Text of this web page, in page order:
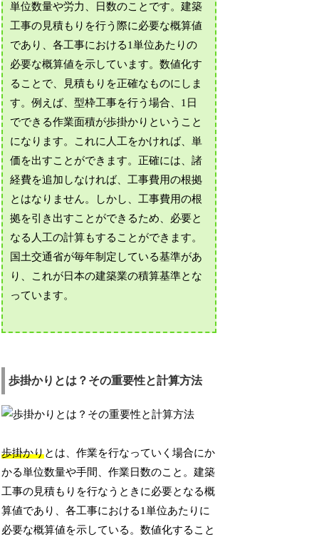
単位数量や労力、日数のことです。建築
工事の見積もりを行う際に必要な概算値
であり、各工事における1単位あたりの
必要な概算値を示しています。数値化す
ることで、見積もりを正確なものにしま
す。例えば、型枠工事を行う場合、1日
でできる作業面積が歩掛かりということ
になります。これに人工をかければ、単
価を出すことができます。正確には、諸
経費を追加しなければ、工事費用の根拠
とはなりません。しかし、工事費用の根
拠を引き出すことができるため、必要と
なる人工の計算もすることができます。
国土交通省が毎年制定している基準があ
り、これが日本の建築業の積算基準とな
っています。
歩掛かりとは？その重要性と計算方法
歩掛かりとは、作業を行なっていく場合にか
かる単位数量や手間、作業日数のこと。建築
工事の見積もりを行なうときに必要となる概
算値であり、各工事における1単位あたりに
必要な概算値を示している。数値化すること